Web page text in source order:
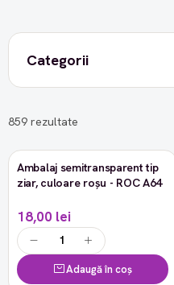
Categorii
859 rezultate
Ambalaj semitransparent tip
ziar, culoare roșu - ROC A64
18,00 lei
Adaugă în coș